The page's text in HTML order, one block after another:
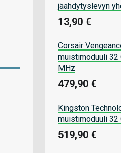
jäähdytyslevyn
13,90 €
Corsair
muistimoduuli 32
MHz
479,90 €
Kingston
muistimoduuli 32
519,90 €